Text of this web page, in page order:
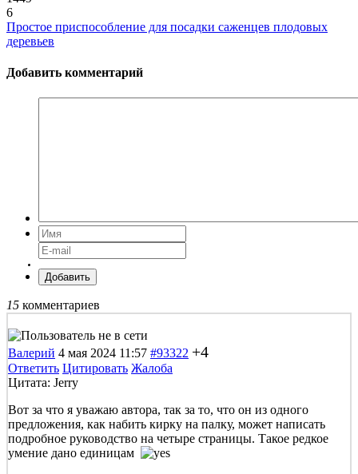
6
Простое приспособление для посадки саженцев плодовых
деревьев
Добавить комментарий
Добавить
15 комментариев
Валерий 4 мая 2024 11:57 #93322 +4
Ответить Цитировать Жалоба
Цитата: Jerry
Вот за что я уважаю автора, так за то, что он из одного
предложения, как набить кирку на палку, может написать
подробное руководство на четыре страницы. Такое редкое
умение дано единицам